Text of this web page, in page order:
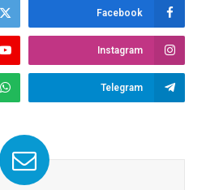
Facebook
Instagram
Telegram